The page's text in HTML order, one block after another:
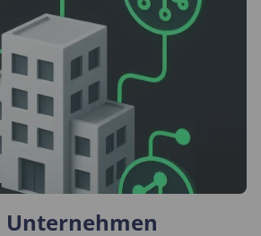
Unternehmen